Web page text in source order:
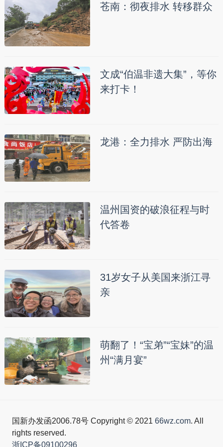
苍南：彻夜排水 转移群众
文成“伯温非遗大集”，等你
来打卡！
龙港：全力排水 严防出海
温州国资的破浪征程与时
代答卷
31岁女子从美国来浙江寻
亲
萌翻了！“宝弟”“宝妹”的温
州“满月宴”
国新办发函2006.78号 Copyright © 2021 66wz.com. All
rights reserved.
浙ICP备09100296